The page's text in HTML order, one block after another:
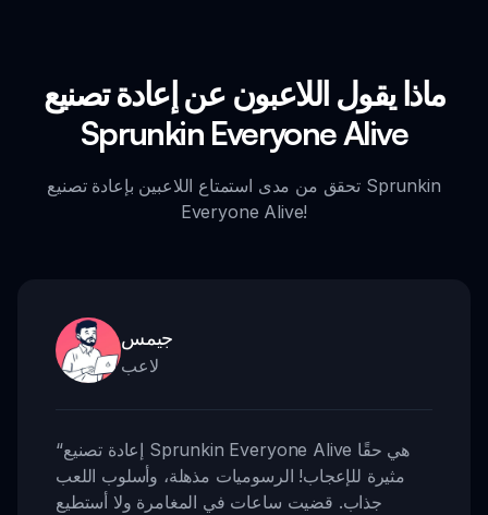
ماذا يقول اللاعبون عن إعادة تصنيع
Sprunkin Everyone Alive
تحقق من مدى استمتاع اللاعبين بإعادة تصنيع Sprunkin
Everyone Alive!
جيمس
لاعب
“إعادة تصنيع Sprunkin Everyone Alive هي حقًا
مثيرة للإعجاب! الرسوميات مذهلة، وأسلوب اللعب
جذاب. قضيت ساعات في المغامرة ولا أستطيع